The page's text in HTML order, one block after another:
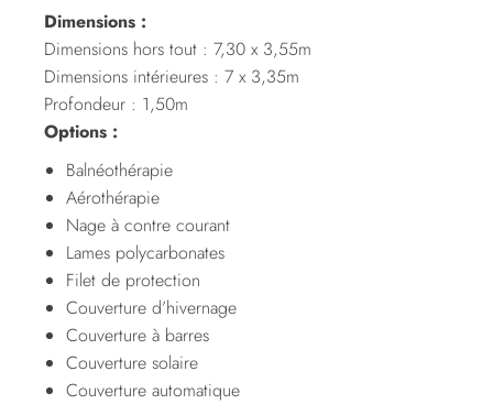
Dimensions :
Dimensions hors tout : 7,30 x 3,55m
Dimensions intérieures : 7 x 3,35m
Profondeur : 1,50m
Options :
Balnéothérapie
Aérothérapie
Nage à contre courant
Lames polycarbonates
Filet de protection
Couverture d’hivernage
Couverture à barres
Couverture solaire
Couverture automatique